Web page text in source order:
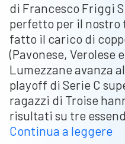
di Francesco Friggi
perfetto per il
fatto il carico di
(Pavonese, Verolese
Lumezzane avanza
playoff di Serie C
ragazzi di Troise
risultati su tre
Continua a leggere